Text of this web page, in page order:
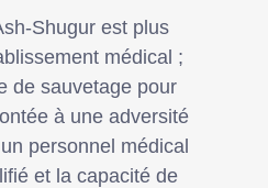
Shugur est plus
médical ;
de sauvetage pour
à une adversité
personnel médical
et la capacité de